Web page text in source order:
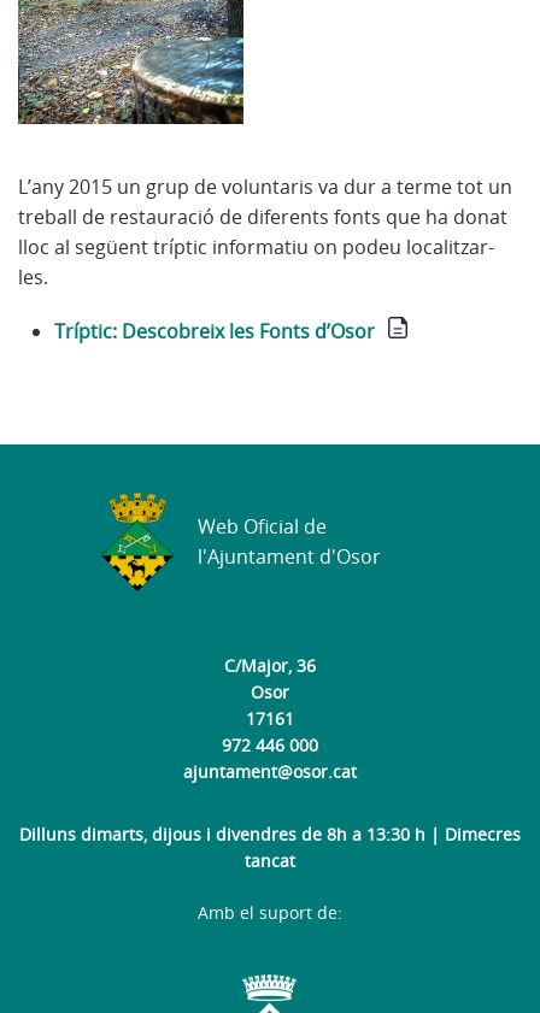
L’any 2015 un grup de voluntaris va dur a terme tot un
treball de restauració de diferents fonts que ha donat
lloc al següent tríptic informatiu on podeu localitzar-
les.
Tríptic: Descobreix les Fonts d’Osor
C/Major, 36
Osor
17161
972 446 000
ajuntament@osor.cat
Dilluns dimarts, dijous i divendres de 8h a 13:30 h | Dimecres
tancat
Web Oficial de
l'Ajuntament d'Osor
Amb el suport de: